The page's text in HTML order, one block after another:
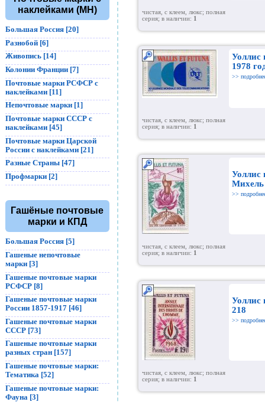
наклейками (MH)
Большая Россия [20]
Разнобой [6]
Живопись [14]
Колонии Франции [7]
Почтовые марки РСФСР с
наклейками [11]
Непочтовые марки [1]
Почтовые марки СССР с
наклейками [45]
Почтовые марки Царской
России с наклейками [21]
Разные Страны [47]
Профмарки [2]
Гашёные почтовые
марки и КПД
Большая Россия [5]
Гашеные непочтовые
марки [3]
Гашеные почтовые марки
РСФСР [8]
Гашеные почтовые марки
России 1857-1917 [46]
Гашеные почтовые марки
СССР [73]
Гашеные почтовые марки
разных стран [157]
Гашеные почтовые марки:
Тематика [52]
Гашеные почтовые марки:
Фауна [3]
чистая, с клеем, люкс; полная
серия; в наличии: 1
1978
>>
чистая, с клеем, люкс; полная
серия; в наличии: 1
Уоллис
Михель
>>
чистая, с клеем, люкс; полная
серия; в наличии: 1
Уоллис
218
>>
чистая, с клеем, люкс; полная
серия; в наличии: 1